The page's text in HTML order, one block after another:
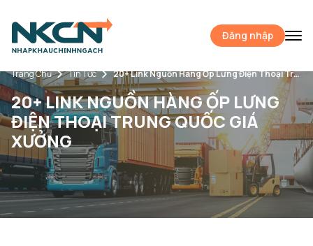
Đăng nhập
Trang Chủ Tin Tức 20+ Link Nguồn Hàng Ốp Lưng Điện Thoại Trung Quốc Giá Xưởng
20+ LINK NGUỒN HÀNG ỐP LƯNG
ĐIỆN THOẠI TRUNG QUỐC GIÁ
XƯỞNG